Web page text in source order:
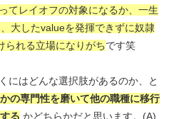
てレイオフの対象になるか、一生
大したvalueを発揮できずに奴隷
られる立場になりがちです笑
にはどんな選択肢があるのか、と
の専門性を磨いて他の職種に移行
る かどちらかだと思います。(A)